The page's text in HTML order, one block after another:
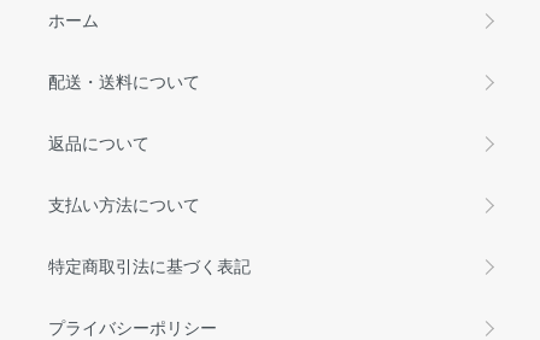
ホーム
配送・送料について
返品について
支払い方法について
特定商取引法に基づく表記
プライバシーポリシー